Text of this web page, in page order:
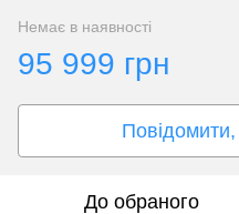
Немає в наявності
95 999 грн
До обраного